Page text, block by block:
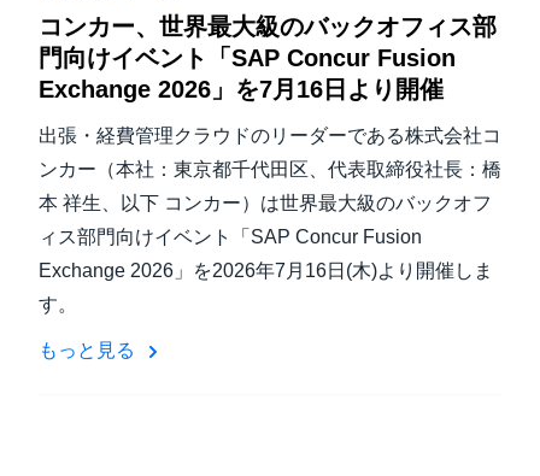
コンカー、世界最大級のバックオフィス部
門向けイベント「SAP Concur Fusion
Exchange 2026」を7月16日より開催
出張・経費管理クラウドのリーダーである株式会社コ
ンカー（本社：東京都千代田区、代表取締役社長：橋
本 祥生、以下 コンカー）は世界最大級のバックオフ
ィス部門向けイベント「SAP Concur Fusion
Exchange 2026」を2026年7月16日(木)より開催しま
す。
もっと見る